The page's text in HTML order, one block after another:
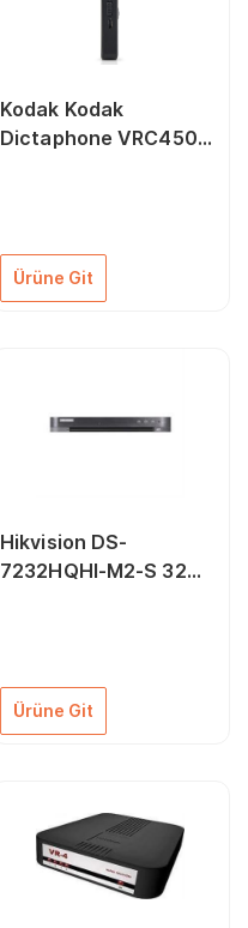
Kodak Kodak
Dictaphone VRC450
Ürüne Git
Hikvision DS-
7232HQHI-M2-S 32
Ürüne Git